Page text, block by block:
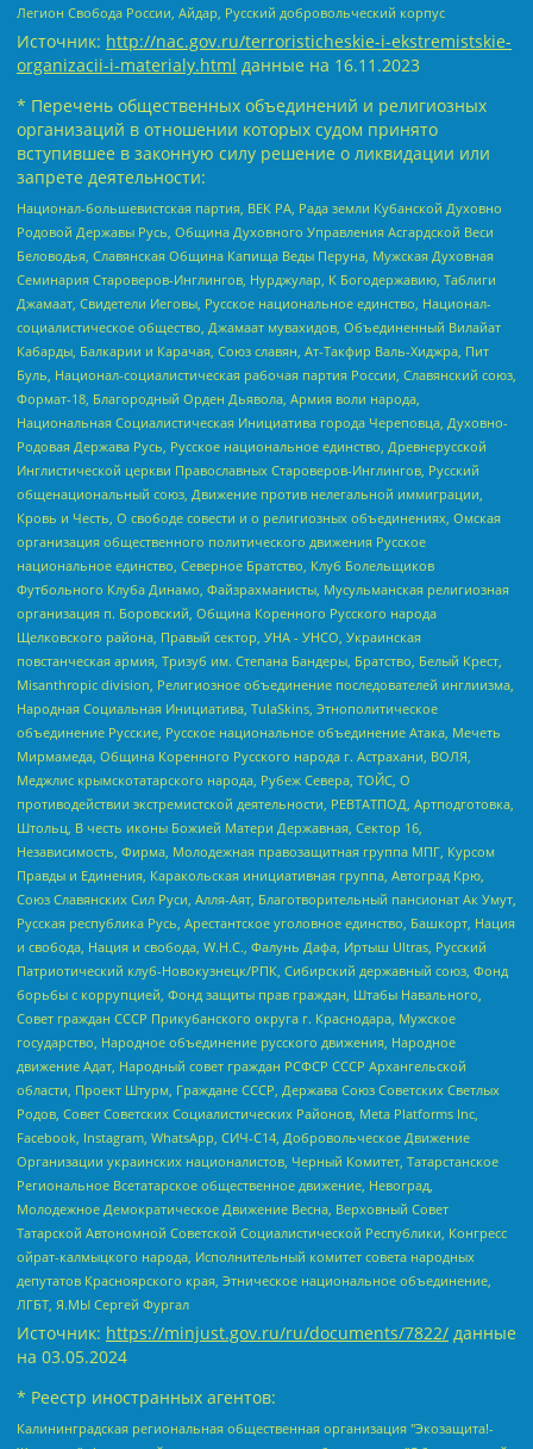
Легион Свобода России, Айдар, Русский добровольческий корпус
Источник: http://nac.gov.ru/terroristicheskie-i-ekstremistskie-
organizacii-i-materialy.html данные на 16.11.2023
* Перечень общественных объединений и религиозных
организаций в отношении которых судом принято
вступившее в законную силу решение о ликвидации или
запрете деятельности:
Национал-большевистская партия, ВЕК РА, Рада земли Кубанской Духовно
Родовой Державы Русь, Община Духовного Управления Асгардской Веси
Беловодья, Славянская Община Капища Веды Перуна, Мужская Духовная
Семинария Староверов-Инглингов, Нурджулар, К Богодержавию, Таблиги
Джамаат, Свидетели Иеговы, Русское национальное единство, Национал-
социалистическое общество, Джамаат мувахидов, Объединенный Вилайат
Кабарды, Балкарии и Карачая, Союз славян, Ат-Такфир Валь-Хиджра, Пит
Буль, Национал-социалистическая рабочая партия России, Славянский союз,
Формат-18, Благородный Орден Дьявола, Армия воли народа,
Национальная Социалистическая Инициатива города Череповца, Духовно-
Родовая Держава Русь, Русское национальное единство, Древнерусской
Инглистической церкви Православных Староверов-Инглингов, Русский
общенациональный союз, Движение против нелегальной иммиграции,
Кровь и Честь, О свободе совести и о религиозных объединениях, Омская
организация общественного политического движения Русское
национальное единство, Северное Братство, Клуб Болельщиков
Футбольного Клуба Динамо, Файзрахманисты, Мусульманская религиозная
организация п. Боровский, Община Коренного Русского народа
Щелковского района, Правый сектор, УНА - УНСО, Украинская
повстанческая армия, Тризуб им. Степана Бандеры, Братство, Белый Крест,
Misanthropic division, Религиозное объединение последователей инглиизма,
Народная Социальная Инициатива, TulaSkins, Этнополитическое
объединение Русские, Русское национальное объединение Атака, Мечеть
Мирмамеда, Община Коренного Русского народа г. Астрахани, ВОЛЯ,
Меджлис крымскотатарского народа, Рубеж Севера, ТОЙС, О
противодействии экстремистской деятельности, РЕВТАТПОД, Артподготовка,
Штольц, В честь иконы Божией Матери Державная, Сектор 16,
Независимость, Фирма, Молодежная правозащитная группа МПГ, Курсом
Правды и Единения, Каракольская инициативная группа, Автоград Крю,
Союз Славянских Сил Руси, Алля-Аят, Благотворительный пансионат Ак Умут,
Русская республика Русь, Арестантское уголовное единство, Башкорт, Нация
и свобода, Нация и свобода, W.H.С., Фалунь Дафа, Иртыш Ultras, Русский
Патриотический клуб-Новокузнецк/РПК, Сибирский державный союз, Фонд
борьбы с коррупцией, Фонд защиты прав граждан, Штабы Навального,
Совет граждан СССР Прикубанского округа г. Краснодара, Мужское
государство, Народное объединение русского движения, Народное
движение Адат, Народный совет граждан РСФСР СССР Архангельской
области, Проект Штурм, Граждане СССР, Держава Союз Советских Светлых
Родов, Совет Советских Социалистических Районов, Meta Platforms Inc,
Facebook, Instagram, WhatsApp, СИЧ-С14, Добровольческое Движение
Организации украинских националистов, Черный Комитет, Татарстанское
Региональное Всетатарское общественное движение, Невоград,
Молодежное Демократическое Движение Весна, Верховный Совет
Татарской Автономной Советской Социалистической Республики, Конгресс
ойрат-калмыцкого народа, Исполнительный комитет совета народных
депутатов Красноярского края, Этническое национальное объединение,
ЛГБТ, Я.МЫ Сергей Фургал
Источник: https://minjust.gov.ru/ru/documents/7822/ данные
на 03.05.2024
* Реестр иностранных агентов:
Калининградская региональная общественная организация "Экозащита!-Женсовет", Фонд содействия защите прав и свобод граждан "Общественный вердикт", Фонд "Институт Развития Свободы Информации", Частное учреждение "Информационное агентство МЕМО. РУ", Региональная общественная организация "Общественная комиссия по сохранению наследия академика Сахарова", Фонд поддержки свободы прессы, Санкт-Петербургская общественная правозащитная организация "Гражданский контроль", Межрегиональная общественная организация "Информационно-просветительский центр "Мемориал", Региональный Фонд "Центр Защиты Прав Средств Массовой Информации", с 05.12.2023 Фонд "Центр Защиты Прав Средств массовой информации", Региональная общественная благотворительная организация помощи беженцам и мигрантам "Гражданское содействие", Негосударственное образовательное учреждение дополнительного профессионального образования (повышение квалификации) специалистов "АКАДЕМИЯ ПО ПРАВАМ ЧЕЛОВЕКА", Свердловская региональная общественная организация "Сутяжник", Автономная некоммерческая организация "Центр независимых социологических исследований", Союз общественных объединений "Российский исследовательский центр по правам человека", Региональное общественное учреждение научно-информационный центр "МЕМОРИАЛ", Некоммерческая организация "Фонд защиты гласности", Автономная некоммерческая организация "Институт прав человека", Городская общественная организация "Екатеринбургское общество "МЕМОРИАЛ", Городская общественная организация "Рязанское историко-просветительское и правозащитное общество "Мемориал" (Рязанский Мемориал), Челябинский региональный орган общественной самодеятельности – женское общественное объединение "Женщины Евразии", Челябинский региональный орган общественной самодеятельности "Уральская правозащитная группа", Фонд содействия защите здоровья и социальной справедливости имени Андрея Рылькова, Автономная Некоммерческая Организация "Аналитический Центр Юрия Левады", Автономная некоммерческая организация социальной поддержки населения "Проект Апрель", Региональная общественная организация помощи женщинам и детям, находящимся в кризисной ситуации "Информационно-методический центр "Анна", Фонд содействия развитию массовых коммуникаций и правовому просвещению "Так-так-Так", Фонд содействия устойчивому развитию "Серебряная тайга", Свердловский региональный общественный фонд социальных проектов "Новое время", "Idel.Реалии", Кавказ.Реалии, Крым.Реалии, Телеканал Настоящее Время, Татаро-башкирская служба Радио Свобода (Azatliq Radiosi), Радио Свободная Европа/Радио Свобода (PCE/PC), "Сибирь.Реалии", "Фактограф", Благотворительный фонд помощи осужденным и их семьям, Автономная некоммерческая организация "Институт глобализации и социальных движений", Фонд "В защиту прав заключенных", Частное учреждение "Центр поддержки и содействия развитию средств массовой информации", Пензенский региональный общественный благотворительный фонд "Гражданский союз", "Север.Реалии", Некоммерческая организация Фонд "Правовая инициатива", Общество с ограниченной ответственностью "Радио Свободная Европа/Радио Свобода", Чешское информационное агентство "MEDIUM-ORIENT", Красноярская региональная общественная организация "Мы против СПИДа", Камалягин Денис Николаевич, Маркелов Сергей Евгеньевич, Пономарев Лев Александрович, Савицкая Людмила Алексеевна, Автономная некоммерческая организация "Центр по работе с проблемой насилия "НАСИЛИЮ.НЕТ", Межрегиональный профессиональный союз работников здравоохранения "Альянс врачей", Юридическое лицо, зарегистрированное в Латвийской Республике, SIA "Medusa Project" (регистрационный номер 40103797863, дата регистрации 10.06.2014), Некоммерческая организация "Фонд по борьбе с коррупцией", Автономная некоммерческая организация "Институт права и публичной политики", Баданин Роман Сергеевич, Гликин Максим Александрович, Железнова Мария Михайловна, Лукьянова Юлия Сергеевна, Маетная Елизавета Витальевна, Маняхин Петр Борисович, Чуракова Ольга Владимировна, Ярош Юлия Петровна, Юридическое лицо "The Insider SIA", зарегистрированное в Риге, Латвийская Республика (дата регистрации 26.06.2015), являющееся администратором доменного имени интернет-издания "The Insider SIA", https://theins.ru, Постернак Алексей Евгеньевич, Рубин Михаил Аркадьевич, Анин Роман Александрович, Юридическое лицо Istories fonds, зарегистрированное в Латвийской Республике (регистрационный номер 50008295751, дата регистрации 24.02.2020), Великовский Дмитрий Александрович, Долинина Ирина Николаевна, Мароховская Алеся Алексеевна, Шлейнов Роман Юрьевич, Шмагун Олеся Валентиновна, Общество с ограниченной ответственностью "Альтаир 2021", Общество с ограниченной ответственностью "Вега 2021", Общество с ограниченной ответственностью "Главный редактор 2021", Общество с ограниченной ответственностью "Ромашки монолит", Важенков Артем Валерьевич, Ивановская областная общественная организация "Центр гендерных исследований", Гурман Юрий Альбертович, Медиапроект "ОВД-Инфо", Егоров Владимир Владимирович, Жилинский Владимир Александрович, Общество с ограниченной ответственностью "ЗП", Иванова София Юрьевна, Карезина Инна Павловна, Кильтау Екатерина Викторовна, Петров Алексей Викторович, Пискунов Сергей Евгеньевич, Смирнов Сергей Сергеевич, Тихонов Михаил Сергеевич, Общество с ограниченной ответственностью "ЖУРНАЛИСТ-ИНОСТРАННЫЙ АГЕНТ", Арапова Галина Юрьевна, Вольтская Татьяна Анатольевна, Американская компания "Mason G.E.S. Anonymous Foundation" (США), являющаяся владельцем интернет-издания https://mnews.world/, Компания "Stichting Bellingcat", зарегистрированная в Нидерландах (дата регистрации 11.07.2018), Захаров Андрей Вячеславович, Клепиковская Екатерина Дмитриевна, Общество с ограниченной ответственностью "МЕМО", Перл Роман Александрович, Симонов Евгений Алексеевич, Соловьева Елена Анатольевна, Сотников Даниил Владимирович, Сурначева Елизавета Дмитриевна, Автономная некоммерческая организация по защите прав человека и информированию населения "Якутия – Наше Мнение", Общество с ограниченной ответственностью "Москоу диджитал медиа", с 26.01.2023 Общество с ограниченной ответственностью "Чайка Белые сады", Ветошкина Валерия Валерьевна, Заговора Максим Александрович, Межрегиональное общественное движение "Российская ЛГБТ - сеть", Оленичев Максим Владимирович, Павлов Иван Юрьевич, Скворцова Елена Сергеевна, Общество с ограниченной ответственностью "Как бы инагент", Кочетков Игорь Викторович, Общество с ограниченной ответственностью "Честные выборы", Еланчик Олег Александрович, Общество с ограниченной ответственностью "Нобелевский призыв", Гималова Регина Эмилевна, Григорьев Андрей Валерьевич, Григорьева Алина Александровна, Ассоциация по содействию защите прав призывников, альтернативнослужащих и военнослужащих "Правозащитная группа "Гражданин.Армия.Право", Хисамова Регина Фаритовна, Автономная некоммерческая организация по реализации социально-правовых программ "Лилит", Дальневосточное общественное движение "Маяк", Санкт-Петербургская ЛГБТ-инициативная группа "Выход", Инициативная группа ЛГБТ+ "Реверс", Алексеев Андрей Викторович, Бекбулатова Таисия Львовна, Беляев Иван Михайлович, Владыкина Елена Сергеевна, Гельман Марат Александрович, Никульшина Вероника Юрьевна, Толоконникова Надежда Андреевна, Шендерович Виктор Анатольевич, Общество с ограниченной ответственностью "Данное сообщение", Общество с ограниченной ответственностью Издательский дом "Новая глава", Айнбиндер Александра Александровна, Московский комьюнити-центр для ЛГБТ+инициатив, Благотворительный фонд развития филантропии, Deutsche Welle (Германия, Kurt-Schumacher-Strasse 3, 53113 Bonn), Борзунова Мария Михайловна, Воробьев Виктор Викторович, Голубева Анна Львовна, Константинова Алла Михайловна, Малкова Ирина Владимировна, Мурадов Мурад Абдулгалимович, Осетинская Елизавета Николаевна, Понасенков Евгений Николаевич, Ганапольский Матвей Юрьевич, Киселев Евгений Алексеевич, Борухович Ирина Григорьевна, Дремин Иван Тимофеевич, Дубровский Дмитрий Викторович, Красноярская региональная общественная организация поддержки и развития альтернативных образовательных технологий и межкультурных коммуникаций "ИНТЕРРА", Маяковская Екатерина Алексеевна, Фейгин Марк Захарович, Филимонов Андрей Викторович, Дзугкоева Регина Николаевна, Доброхотов Роман Александрович, Дудь Юрий Александрович, Елкин Сергей Владимирович, Кругликов Кирилл Игоревич, Сабунаева Мария Леонидовна, Семенов Алексей Владимирович, Шаинян Карен Багратович, Шульман Екатерина Михайловна, Асафьев Артур Валерьевич, Вахштайн Виктор Семенович, Венедиктов Алексей Алексеевич, Лушникова Екатерина Евгеньевна, Волков Леонид Михайлович, Невзоров Александр Глебович, Пархоменко Сергей Борисович, Сироткин Ярослав Николаевич, Кара-Мурза Владимир Владимирович, Баранова Наталья Владимировна, Гозман Леонид Яковлевич, Кагарлицкий Борис Юльевич, Климарев Михаил Валерьевич, Милов Владимир Станиславович, Автономная некоммерческая организация Краснодарский центр современного искусства "Типография", Моргенштерн Алишер Тагирович, Соболь Любовь Эдуардовна, Общество с ограниченной ответственностью "ЛИЗА НОРМ", Каспаров Гарри Кимович, Ходорковский Михаил Борисович, Общество с ограниченной ответственностью "Апрельские тезисы", Данилович Ирина Брониславовна, Кашин Олег Владимирович, Петров Николай Владимирович, Пивоваров Алексей Владимирович, Соколов Михаил Владимирович, Цветкова Юлия Владимировна, Чичваркин Евгений Александрович, Комитет против пыток/Команда против пыток, Общество с ограниченной ответственностью "Первый научный", Общество с ограниченной ответственностью "Вертолет и ко", Белоцерковская Вероника Борисовна, Кац Максим Евгеньевич, Лазарева Татьяна Юрьевна, Шаведдинов Руслан Табризович, Яшин Илья Валерьевич, Общество с ограниченной ответственностью "Иноагент ААВ", Алешковский Дмитрий Петрович, Альбац Евгения Марковна, Быков Дмитрий Львович, Галямина Юлия Евгеньевна, Лойко Сергей Леонидович, Мартынов Кирилл Константинович, Медведев Сергей Александрович, Крашенинников Федор Геннадиевич, Гордеева Катерина Вл